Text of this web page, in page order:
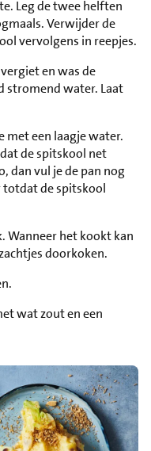
Leg de twee helften
Verwijder de
vervolgens in reepjes.
en was de
stromend water. Laat
met een laagje water.
de spitskool net
dan vul je de pan nog
totdat de spitskool
Wanneer het kookt kan
doorkoken.
wat zout en een